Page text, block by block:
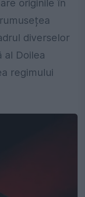
originile în
diverselor
al Doilea
regimului